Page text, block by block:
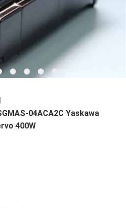
04ACA2C Yaskawa
400W